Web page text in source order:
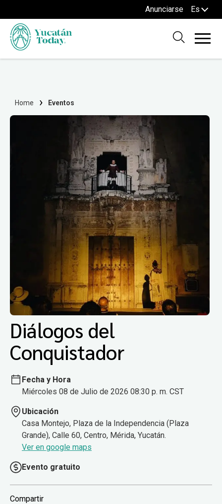
Anunciarse Es
Home Eventos
Diálogos del
Conquistador
Fecha y Hora
Miércoles 08 de Julio de 2026 08:30 p. m. CST
Ubicación
Casa Montejo, Plaza de la Independencia (Plaza
Grande), Calle 60, Centro, Mérida, Yucatán.
Ver en google maps
Evento gratuito
Compartir